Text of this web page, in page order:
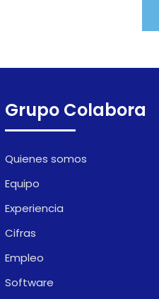
Grupo Colabora
Quienes somos
Equipo
Experiencia
Cifras
Empleo
Software